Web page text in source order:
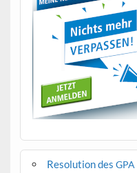
Resolution des GPA